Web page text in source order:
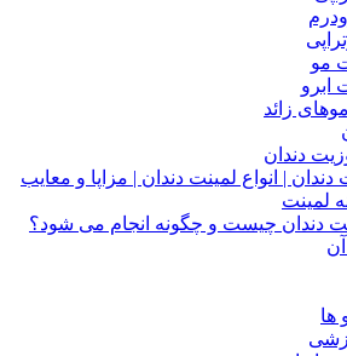
مو
ابرو
زائد
دندان
دندان | انواع لمینت دندان | مزاپا و معایب
لمینت
دندان چیست و چگونه انجام می شود؟
آن
ها